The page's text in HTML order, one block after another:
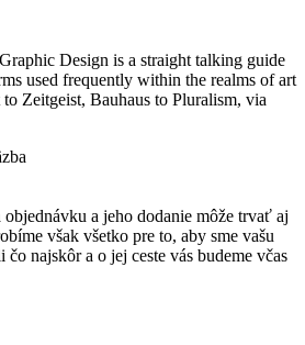
Design is a straight talking guide
used frequently within the realms of art
Zeitgeist, Bauhaus to Pluralism, via
a jeho dodanie môže trvať aj
však všetko pre to, aby sme vašu
najskôr a o jej ceste vás budeme včas